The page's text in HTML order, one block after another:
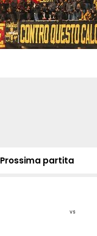
Prossima partita
vs